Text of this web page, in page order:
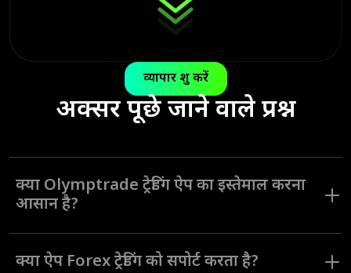
व्यापार शुरू करें
अक्सर पूछे जाने वाले प्रश्न
क्या Olymptrade ट्रेडिंग ऐप का इस्तेमाल करना
आसान है?
Olymptrade ऐप को सभी लेवल के ट्रेडरों के लिए इंटरफ़ेस नेविगेट करने और
सभी टूल्स का इस्तेमाल करना आसान बनाने के लिए डिज़ाइन किया गया था।
क्या ऐप Forex ट्रेडिंग को सपोर्ट करता है?